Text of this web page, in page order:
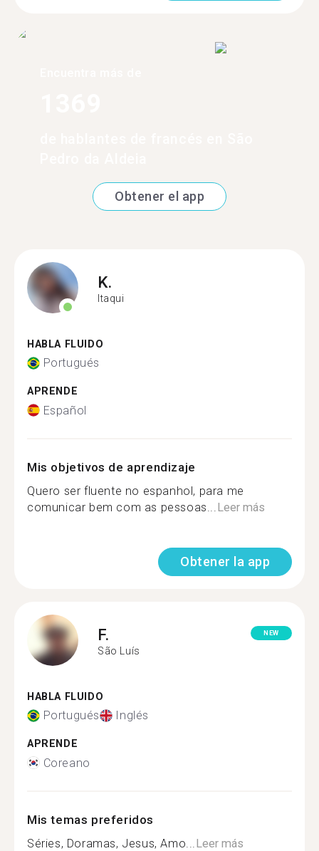
Obtener el app
K.
Itaqui
HABLA FLUIDO
Portugués
APRENDE
Español
Mis objetivos de aprendizaje
Quero ser fluente no espanhol, para me
comunicar bem com as pessoas... Leer más
Obtener la app
F.
São Luís
NEW
HABLA FLUIDO
Portugués Inglés
APRENDE
Coreano
Mis temas preferidos
Séries, Doramas, Jesus, Amo... Leer más